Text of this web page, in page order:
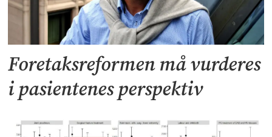
Foretaksreformen må vurderes
i pasientenes perspektiv